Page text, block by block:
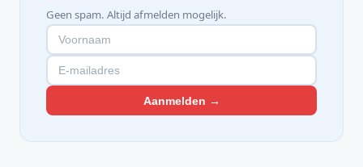
Geen spam. Altijd afmelden mogelijk.
Aanmelden →